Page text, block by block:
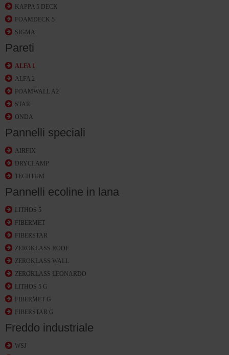
KAPPA 5 DECK
FOAMDECK 5
SIGMA
Pareti
ALFA 1
ALFA 2
FOAMWALL A2
STAR
ONDA
Pannelli speciali
AIRFIX
DRYCLAMP
TECHTUM
Pannelli ecoline in lana
LITHOS 5
FIBERMET
FIBERSTAR
ZEROKLASS ROOF
ZEROKLASS WALL
ZEROKLASS LEONARDO
LITHOS 5 G
FIBERMET G
FIBERSTAR G
Freddo industriale
WSJ